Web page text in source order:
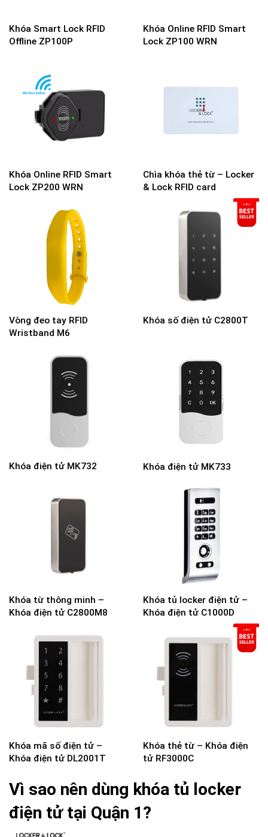
Khóa Smart Lock RFID
Offline ZP100P
Khóa Online RFID Smart
Lock ZP100 WRN
Khóa Online RFID Smart
Lock ZP200 WRN
Chìa khóa thẻ từ – Locker
& Lock RFID card
Vòng đeo tay RFID
Wristband M6
Khóa số điện tử C2800T
Khóa điện tử MK732 Khóa điện tử MK733
Khóa từ thông minh –
Khóa điện tử C2800M8
Khóa tủ locker điện tử –
Khóa điện tử C1000D
Khóa mã số điện tử –
Khóa điện tử DL2001T
Khóa thẻ từ – Khóa điện
tử RF3000C
Vì sao nên dùng khóa tủ locker
điện tử tại Quận 1?